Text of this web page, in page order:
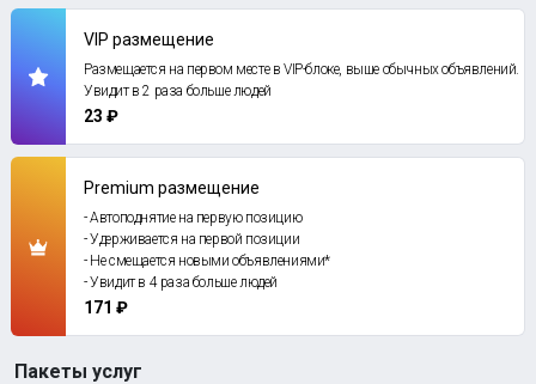
VIP размещение
Размещается на первом месте в VIP-блоке, выше обычных объявлений.
Увидит в 2 раза больше людей
23 ₽
Premium размещение
- Автоподнятие на первую позицию
- Удерживается на первой позиции
- Не смещается новыми объявлениями*
- Увидит в 4 раза больше людей
171 ₽
Пакеты услуг